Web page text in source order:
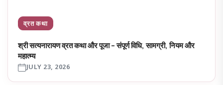
व्रत कथा
श्री सत्यनारायण व्रत कथा और पूजा – संपूर्ण विधि, सामग्री, नियम और
महात्म्य
JULY 23, 2026